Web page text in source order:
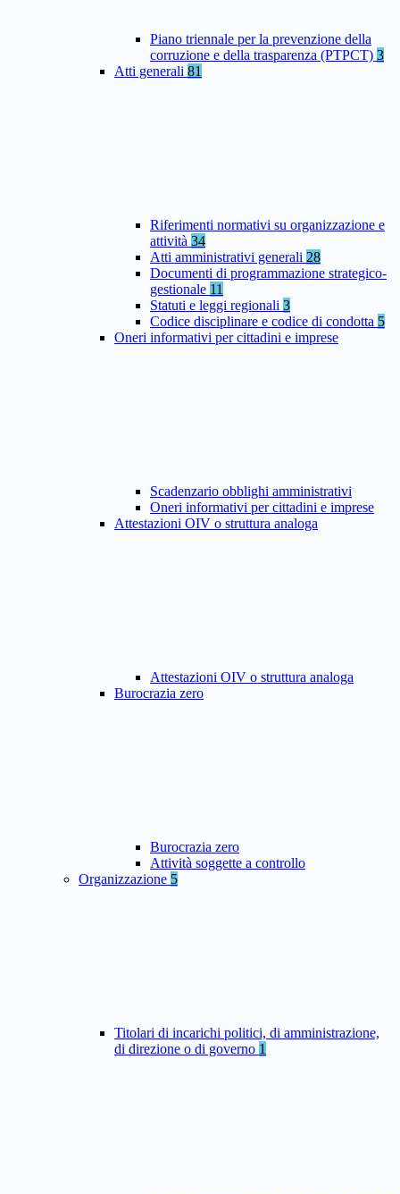
Piano triennale per la prevenzione della
corruzione e della trasparenza (PTPCT) 3
Atti generali 81
Riferimenti normativi su organizzazione e
attività 34
Atti amministrativi generali 28
Documenti di programmazione strategico-
gestionale 11
Statuti e leggi regionali 3
Codice disciplinare e codice di condotta 5
Oneri informativi per cittadini e imprese
Scadenzario obblighi amministrativi
Oneri informativi per cittadini e imprese
Attestazioni OIV o struttura analoga
Attestazioni OIV o struttura analoga
Burocrazia zero
Burocrazia zero
Attività soggette a controllo
Organizzazione 5
Titolari di incarichi politici, di amministrazione,
di direzione o di governo 1